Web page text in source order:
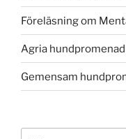
Föreläsning om
Agria
Gemensam